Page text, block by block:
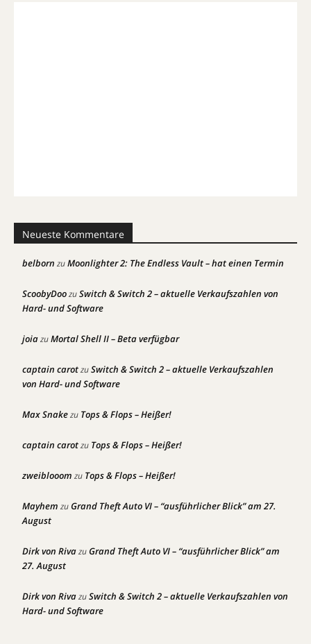
Neueste Kommentare
belborn zuMoonlighter 2: The Endless Vault – hat einen Termin
ScoobyDoozuSwitch & Switch 2 – aktuelle Verkaufszahlen von
Hard- und Software
joiazuMortal Shell II – Beta verfügbar
captain carotzuSwitch & Switch 2 – aktuelle Verkaufszahlen
von Hard- und Software
Max Snakezu Tops & Flops – Heißer!
captain carotzu Tops & Flops – Heißer!
zweiblooom zu Tops & Flops – Heißer!
Mayhem zuGrand Theft Auto VI – “ausführlicher Blick” am 27.
August
Dirk von RivazuGrand Theft Auto VI – “ausführlicher Blick” am
27. August
Dirk von RivazuSwitch & Switch 2 – aktuelle Verkaufszahlen von
Hard- und Software